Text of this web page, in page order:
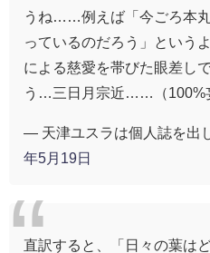
うね……例えば「今ごろ本
っているのだろう」という
による慈愛を帯びた眼差
う…三日月宗近……（100%
— 天津ユスラは個人誌を出
年5月19日
直訳すると、「日々の葉は